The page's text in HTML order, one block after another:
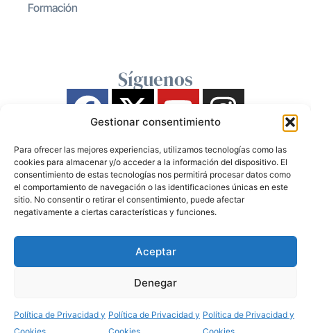
Gestionar consentimiento
Para ofrecer las mejores experiencias, utilizamos tecnologías como las
cookies para almacenar y/o acceder a la información del dispositivo. El
consentimiento de estas tecnologías nos permitirá procesar datos como
el comportamiento de navegación o las identificaciones únicas en este
sitio. No consentir o retirar el consentimiento, puede afectar
negativamente a ciertas características y funciones.
Aceptar
Denegar
Política de Privacidad y Política de Privacidad y Política de Privacidad y
Formación
Síguenos